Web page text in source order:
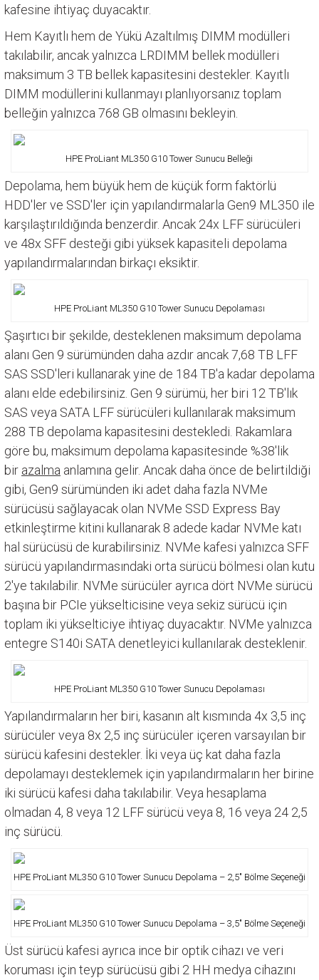
kafesine ihtiyaç duyacaktır.
Hem Kayıtlı hem de Yükü Azaltılmış DIMM modülleri
takılabilir, ancak yalnızca LRDIMM bellek modülleri
maksimum 3 TB bellek kapasitesini destekler. Kayıtlı
DIMM modüllerini kullanmayı planlıyorsanız toplam
belleğin yalnızca 768 GB olmasını bekleyin.
HPE ProLiant ML350 G10 Tower Sunucu Belleği
Depolama, hem büyük hem de küçük form faktörlü
HDD'ler ve SSD'ler için yapılandırmalarla Gen9 ML350 ile
karşılaştırıldığında benzerdir. Ancak 24x LFF sürücüleri
ve 48x SFF desteği gibi yüksek kapasiteli depolama
yapılandırmalarından birkaçı eksiktir.
HPE ProLiant ML350 G10 Tower Sunucu Depolaması
Şaşırtıcı bir şekilde, desteklenen maksimum depolama
alanı Gen 9 sürümünden daha azdır ancak 7,68 TB LFF
SAS SSD'leri kullanarak yine de 184 TB'a kadar depolama
alanı elde edebilirsiniz. Gen 9 sürümü, her biri 12 TB'lık
SAS veya SATA LFF sürücüleri kullanılarak maksimum
288 TB depolama kapasitesini destekledi. Rakamlara
göre bu, maksimum depolama kapasitesinde %38'lik
bir azalma anlamına gelir. Ancak daha önce de belirtildiği
gibi, Gen9 sürümünden iki adet daha fazla NVMe
sürücüsü sağlayacak olan NVMe SSD Express Bay
etkinleştirme kitini kullanarak 8 adede kadar NVMe katı
hal sürücüsü de kurabilirsiniz. NVMe kafesi yalnızca SFF
sürücü yapılandırmasındaki orta sürücü bölmesi olan kutu
2'ye takılabilir. NVMe sürücüler ayrıca dört NVMe sürücü
başına bir PCIe yükselticisine veya sekiz sürücü için
toplam iki yükselticiye ihtiyaç duyacaktır. NVMe yalnızca
entegre S140i SATA denetleyici kullanılarak desteklenir.
HPE ProLiant ML350 G10 Tower Sunucu Depolaması
Yapılandırmaların her biri, kasanın alt kısmında 4x 3,5 inç
sürücüler veya 8x 2,5 inç sürücüler içeren varsayılan bir
sürücü kafesini destekler. İki veya üç kat daha fazla
depolamayı desteklemek için yapılandırmaların her birine
iki sürücü kafesi daha takılabilir. Veya hesaplama
olmadan 4, 8 veya 12 LFF sürücü veya 8, 16 veya 24 2,5
inç sürücü.
HPE ProLiant ML350 G10 Tower Sunucu Depolama – 2,5″ Bölme Seçeneği
HPE ProLiant ML350 G10 Tower Sunucu Depolama – 3,5″ Bölme Seçeneği
Üst sürücü kafesi ayrıca ince bir optik cihazı ve veri
koruması için teyp sürücüsü gibi 2 HH medya cihazını